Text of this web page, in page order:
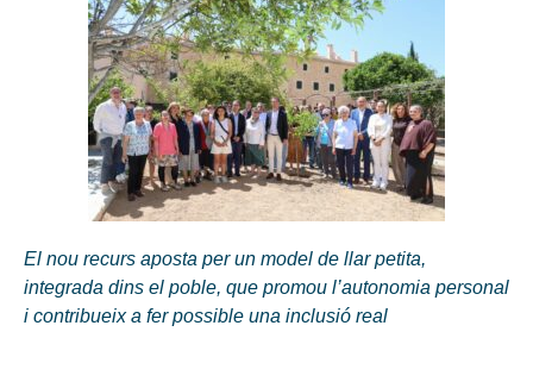
El nou recurs aposta per un model de llar petita,
integrada dins el poble, que promou l’autonomia personal
i contribueix a fer possible una inclusió real